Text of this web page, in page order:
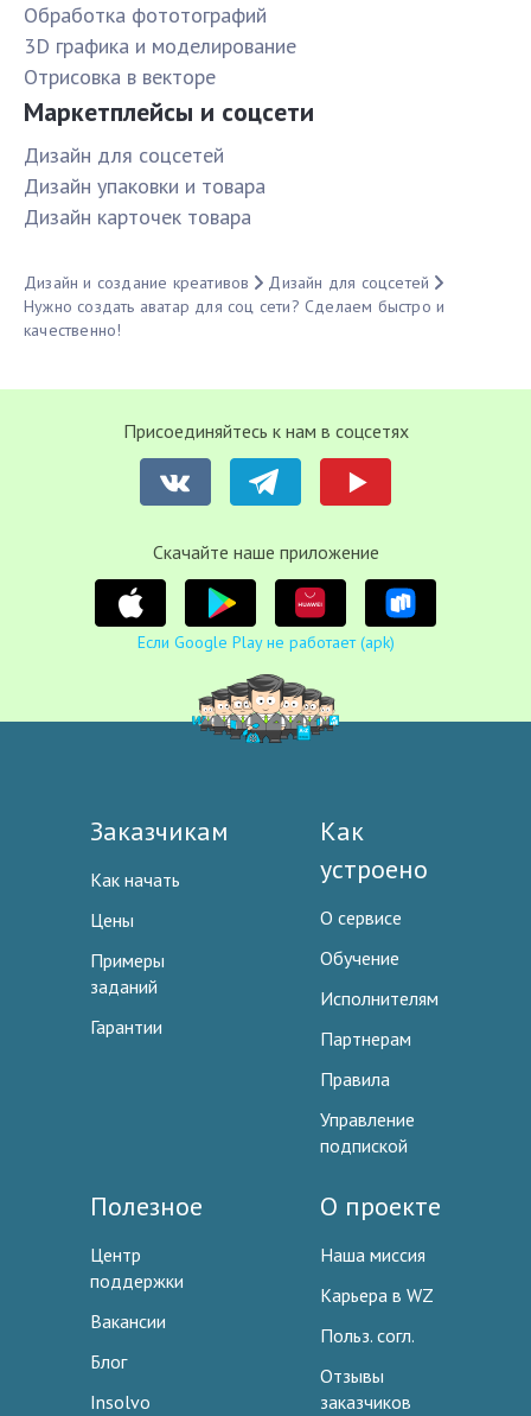
Обработка фототографий
3D графика и моделирование
Отрисовка в векторе
Маркетплейсы и соцсети
Дизайн для соцсетей
Дизайн упаковки и товара
Дизайн карточек товара
Дизайн и создание креативов
Дизайн для соцсетей
Нужно создать аватар для соц сети? Сделаем быстро и
качественно!
Присоединяйтесь к нам в соцсетях
Cкачайте наше приложение
Если Google Play не работает (apk)
Заказчикам
Как начать
Цены
Примеры
заданий
Гарантии
Как
устроено
О сервисе
Обучение
Исполнителям
Партнерам
Правила
Управление
подпиской
Полезное
Центр
поддержки
Вакансии
Блог
Insolvo
О проекте
Наша миссия
Карьера в WZ
Польз. согл.
Отзывы
заказчиков